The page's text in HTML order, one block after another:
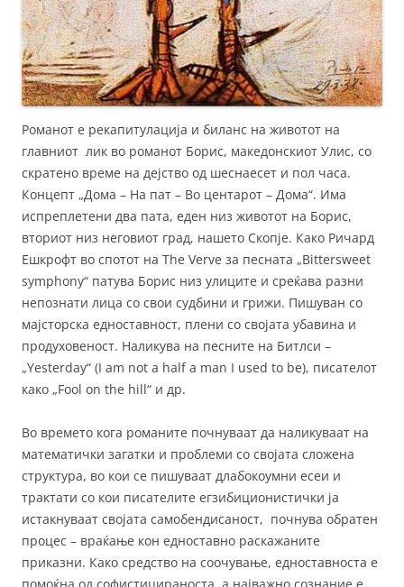
Романот е рекапитулација и биланс на животот на
главниот лик во романот Борис, македонскиот Улис, со
скратено време на дејство од шеснаесет и пол часа.
Концепт „Дома – На пат – Во центарот – Дома“. Има
испреплетени два пата, еден низ животот на Борис,
вториот низ неговиот град, нашето Скопје. Како Ричард
Ешкрофт во спотот на The Verve за песната „Bittersweet
symphony“ патува Борис низ улиците и среќава разни
непознати лица со свои судбини и грижи. Пишуван со
мајсторска едноставност, плени со својата убавина и
продуховеност. Наликува на песните на Битлси –
„Yesterday“ (I am not a half a man I used to be), писателот
како „Fool on the hill“ и др.
Во времето кога романите почнуваат да наликуваат на
математички загатки и проблеми со својата сложена
структура, во кои се пишуваат длабокоумни есеи и
трактати со кои писателите егзибиционистички ја
истакнуваат својата самобендисаност, почнува обратен
процес – враќање кон едноставно раскажаните
приказни. Како средство на соочување, едноставноста е